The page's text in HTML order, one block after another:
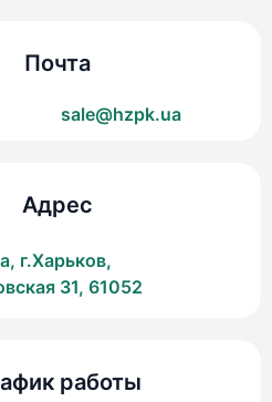
Почта
sale@hzpk.ua
Адрес
г.Харьков,
31, 61052
работы